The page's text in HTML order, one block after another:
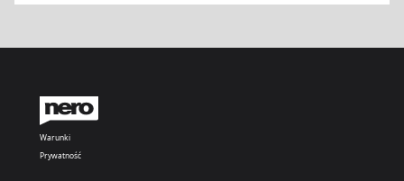
Warunki
Prywatność